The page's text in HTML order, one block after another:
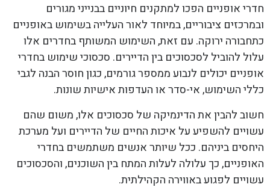
חדרי אופניים הפכו למתקנים חיוניים בבנייני מגורים
ובמרכזים ציבוריים, במיוחד לאור העלייה בשימוש באופניים
כתחבורה ירוקה. עם זאת, השימוש המשותף בחדרים אלו
עלול להוביל לסכסוכים בין הדיירים. סכסוכי שימוש בחדרי
אופניים יכולים לנבוע ממספר גורמים, כגון חוסר הבנה לגבי
כללי השימוש, אי-סדר או העדפות אישיות שונות.
חשוב להבין את הדינמיקה של סכסוכים אלו, משום שהם
עשויים להשפיע על איכות החיים של הדיירים ועל מערכת
היחסים ביניהם. ככל שיותר אנשים משתמשים בחדרי
האופניים, כך עלולה לעלות המתח בין השוכנים, והסכסוכים
עשויים לפגוע באווירה הקהילתית.